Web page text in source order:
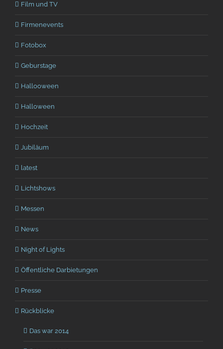
Film und TV
Firmenevents
Fotobox
Geburstage
Hallooween
Halloween
Hochzeit
Jubiläum
latest
Lichtshows
Messen
News
Night of Lights
Öffentliche Darbietungen
Presse
Rückblicke
Das war 2014